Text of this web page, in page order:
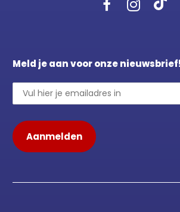
Meld je aan voor onze nieuwsbrief!